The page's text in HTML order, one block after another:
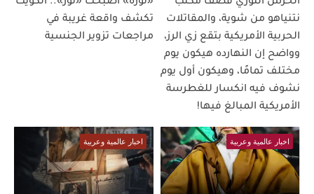
نتنياهو من شوية، والمقاتلات
الحربية الأمريكية بتقع زي الرز،
وواضح إن النهارده هيكون يوم
مختلف تمامًا، وهيكون أول يوم
نشوف فيه انكسار للغطرسة
الأمريكية المبالغ فيها!
تكشف واقعة غريبة في
مراجعات تزوير الجنسية
اخبار عالمية وعربية اخبار عالمية وعربية